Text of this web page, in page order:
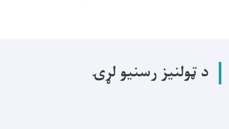
د ټولنیز رسنیو لړۍ